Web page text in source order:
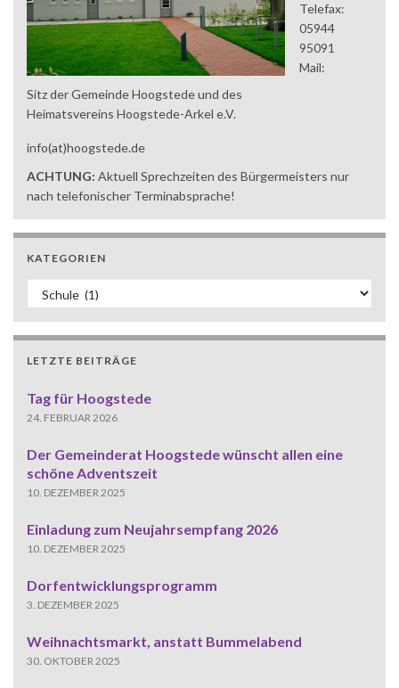
Sitz der Gemeinde Hoogstede und des
Heimatsvereins Hoogstede-Arkel e.V.
Telefax:
05944
95091
Mail:
info(at)hoogstede.de
ACHTUNG: Aktuell Sprechzeiten des Bürgermeisters nur
nach telefonischer Terminabsprache!
KATEGORIEN
Kategorien
LETZTE BEITRÄGE
Tag für Hoogstede
24. FEBRUAR 2026
Der Gemeinderat Hoogstede wünscht allen eine
schöne Adventszeit
10. DEZEMBER 2025
Einladung zum Neujahrsempfang 2026
10. DEZEMBER 2025
Dorfentwicklungsprogramm
3. DEZEMBER 2025
Weihnachtsmarkt, anstatt Bummelabend
30. OKTOBER 2025